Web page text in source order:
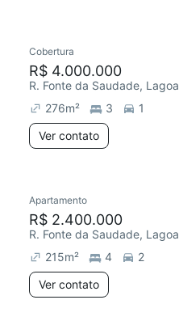
Cobertura
R$ 4.000.000
R. Fonte da Saudade, Lagoa
276m² 3
1
Ver contato
Redecorar
Apartamento
R$ 2.400.000
R. Fonte da Saudade, Lagoa
215m² 4
2
Ver contato